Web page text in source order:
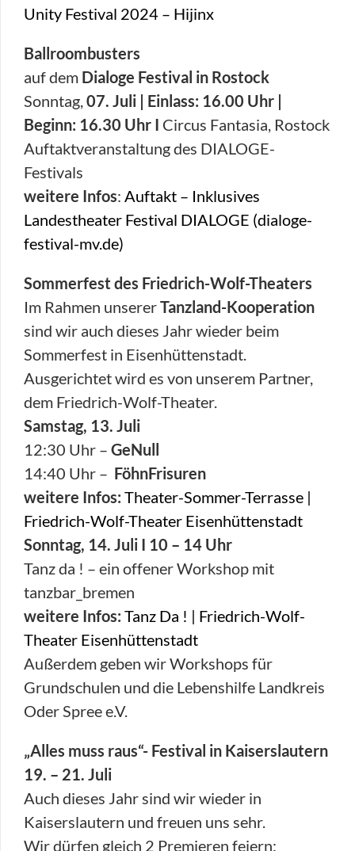
Unity Festival 2024 – Hijinx
Ballroombusters
auf dem Dialoge Festival in Rostock
Sonntag,07. Juli | Einlass: 16.00 Uhr |
Beginn: 16.30 Uhr I Circus Fantasia, Rostock
Auftaktveranstaltung des DIALOGE-
Festivals
weitere Infos: Auftakt – Inklusives
Landestheater Festival DIALOGE (dialoge-
festival-mv.de)
Sommerfest des Friedrich-Wolf-Theaters
Im Rahmen unsererTanzland-Kooperation
sind wir auch dieses Jahr wieder beim
Sommerfest in Eisenhüttenstadt.
Ausgerichtet wird es von unserem Partner,
dem Friedrich-Wolf-Theater.
Samstag, 13. Juli
12:30 Uhr – GeNull
14:40 Uhr – FöhnFrisuren
weitere Infos: Theater-Sommer-Terrasse |
Friedrich-Wolf-Theater Eisenhüttenstadt
Sonntag, 14. Juli I 10 – 14 Uhr
Tanz da ! – ein offener Workshop mit
tanzbar_bremen
weitere Infos: Tanz Da ! | Friedrich-Wolf-
Theater Eisenhüttenstadt
Außerdem geben wir Workshops für
Grundschulen und die Lebenshilfe Landkreis
Oder Spree e.V.
„Alles muss raus“- Festival in Kaiserslautern
19. – 21. Juli
Auch dieses Jahr sind wir wieder in
Kaiserslautern und freuen uns sehr.
Wir dürfen gleich 2 Premieren feiern: